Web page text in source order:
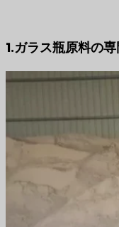
1.ガラス瓶原料の